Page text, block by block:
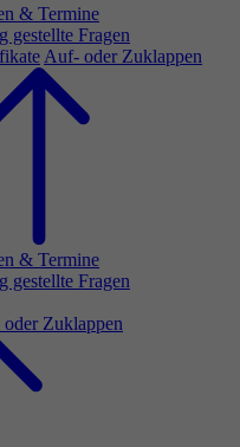
& Termine
gestellte Fragen
Auf- oder Zuklappen
& Termine
gestellte Fragen
Zuklappen